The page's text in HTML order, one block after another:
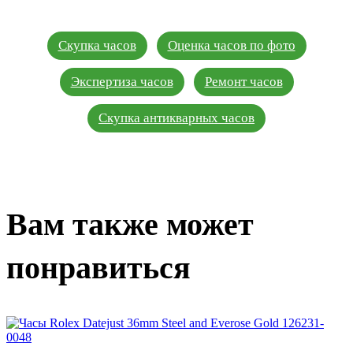
Скупка часов Оценка часов по фото
Экспертиза часов Ремонт часов
Скупка антикварных часов
Вам также может
понравиться